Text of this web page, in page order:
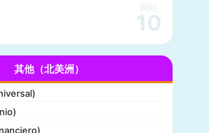
闻网(Breitbart News)
Angeles Times)
网站
10
其他（北美洲）